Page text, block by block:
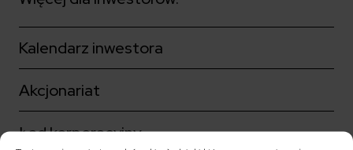
Kalendarz inwestora
Akcjonariat
Ład korporacyjny